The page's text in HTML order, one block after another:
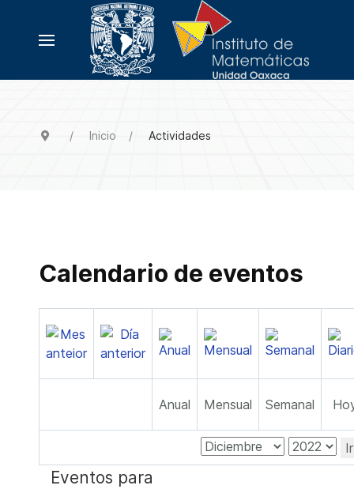
Inicio Actividades
Calendario de eventos
Anual Mensual Semanal
Eventos para